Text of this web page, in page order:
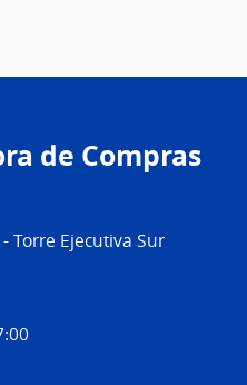
de Compras
Torre Ejecutiva Sur